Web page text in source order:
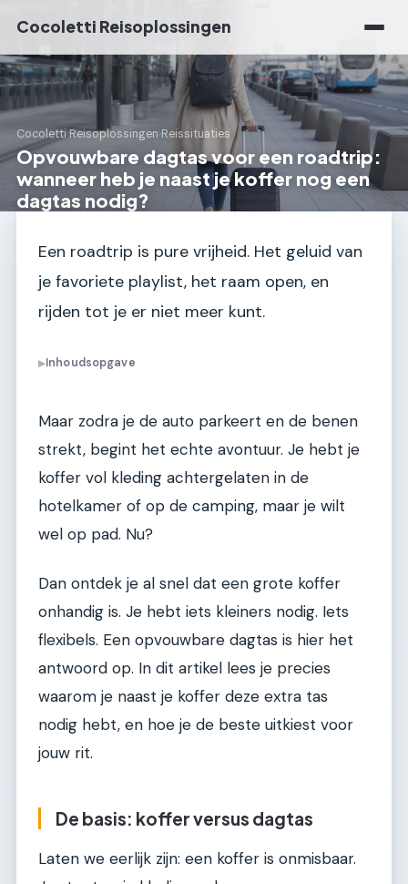
Cocoletti Reisoplossingen
Cocoletti Reisoplossingen›Reissituaties
Opvouwbare dagtas voor een roadtrip:
wanneer heb je naast je koffer nog een
dagtas nodig?
Een roadtrip is pure vrijheid. Het geluid van
je favoriete playlist, het raam open, en
rijden tot je er niet meer kunt.
▶Inhoudsopgave
Maar zodra je de auto parkeert en de benen
strekt, begint het echte avontuur. Je hebt je
koffer vol kleding achtergelaten in de
hotelkamer of op de camping, maar je wilt
wel op pad. Nu?
Dan ontdek je al snel dat een grote koffer
onhandig is. Je hebt iets kleiners nodig. Iets
flexibels. Een opvouwbare dagtas is hier het
antwoord op. In dit artikel lees je precies
waarom je naast je koffer deze extra tas
nodig hebt, en hoe je de beste uitkiest voor
jouw rit.
De basis: koffer versus dagtas
Laten we eerlijk zijn: een koffer is onmisbaar.